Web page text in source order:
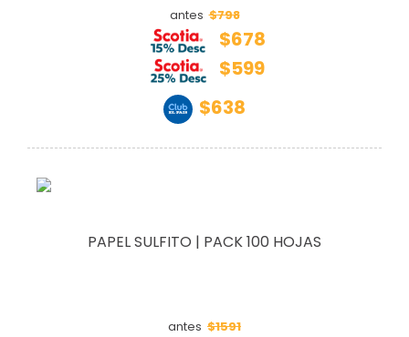
antes $798
$678
$599
$638
PAPEL SULFITO | PACK 100 HOJAS
antes $1591